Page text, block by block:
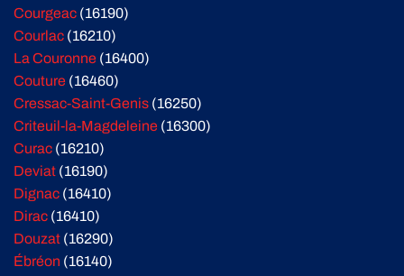
Courgeac (16190)
Courlac (16210)
La Couronne (16400)
Couture (16460)
Cressac-Saint-Genis (16250)
Criteuil-la-Magdeleine (16300)
Curac (16210)
Deviat (16190)
Dignac (16410)
Dirac (16410)
Douzat (16290)
Ébréon (16140)